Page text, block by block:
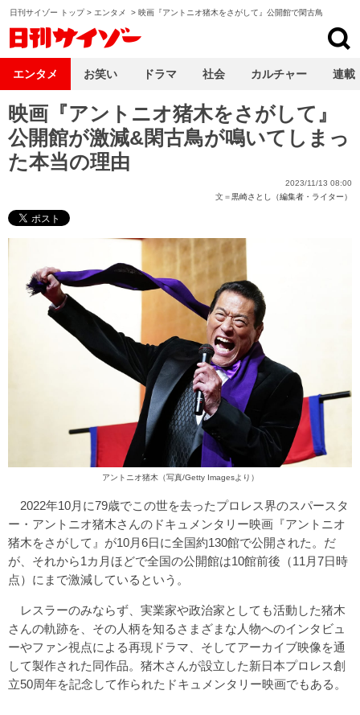
日刊サイゾー トップ> エンタメ > 映画『アントニオ猪木をさがして』公開館で閑古鳥
映画『アントニオ猪木をさがして』
公開館が激減&閑古鳥が鳴いてしまっ
た本当の理由
2023/11/13 08:00
文＝黒崎さとし（編集者・ライター）
アントニオ猪木（写真/Getty Imagesより）
2022年10月に79歳でこの世を去ったプロレス界のスパースタ
ー・アントニオ猪木さんのドキュメンタリー映画『アントニオ
猪木をさがして』が10月6日に全国約130館で公開された。だ
が、それから1カ月ほどで全国の公開館は10館前後（11月7日時
点）にまで激減しているという。
レスラーのみならず、実業家や政治家としても活動した猪木
さんの軌跡を、その人柄を知るさまざまな人物へのインタビュ
ーやファン視点による再現ドラマ、そしてアーカイブ映像を通
して製作された同作品。猪木さんが設立した新日本プロレス創
立50周年を記念して作られたドキュメンタリー映画でもある。
エンタメ お笑い ドラマ 社会 カルチャー 連載